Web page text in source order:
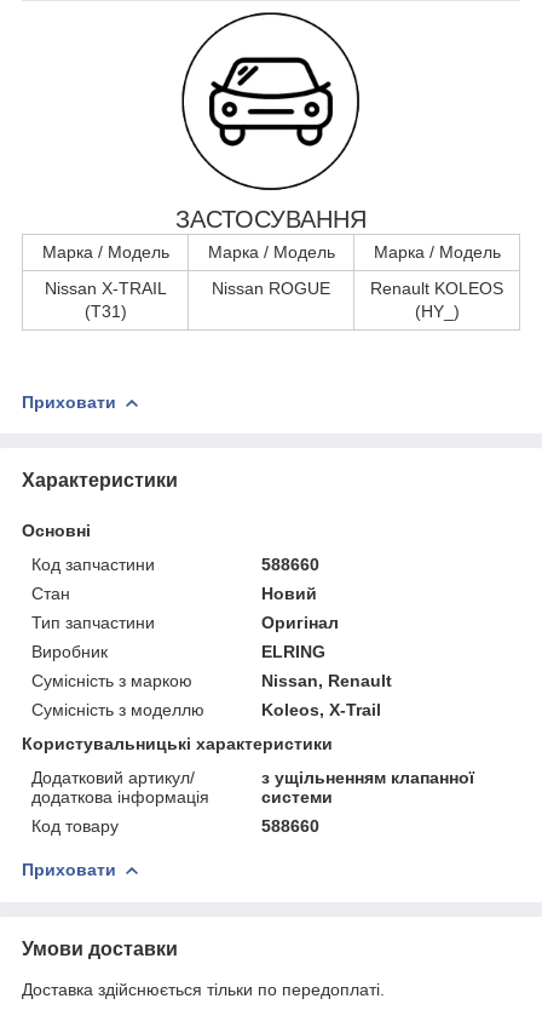
ЗАСТОСУВАННЯ
Марка / Модель Марка / Модель
Марка / Модель
Nissan X-TRAIL
(T31)
Nissan ROGUE
Renault KOLEOS
(HY_)
Приховати
Характеристики
Основні
Код запчастини
588660
Стан
Новий
Тип запчастини
Оригінал
Виробник
ELRING
Сумісність з маркою
Nissan, Renault
Сумісність з моделлю
Koleos, X-Trail
Користувальницькі характеристики
Додатковий артикул/
додаткова інформація
з ущільненням клапанної
системи
Код товару
588660
Приховати
Умови доставки
Доставка здійснюється тільки по передоплаті.